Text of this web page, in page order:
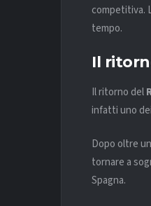
competitiva.
tempo.
Il
Il ritorno del
infatti uno
Dopo oltre
tornare a
Spagna.